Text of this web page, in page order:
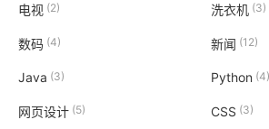
电视 (2) 洗衣机 (3)
数码 (4) 新闻 (12)
Java (3) Python (4)
网页设计 (5) CSS (3)